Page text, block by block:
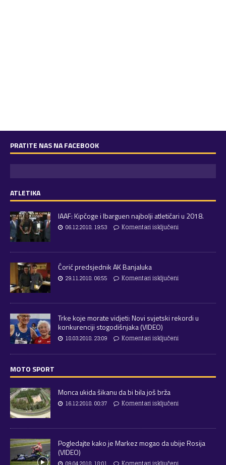
PRATITE NAS NA FACEBOOK
ATLETIKA
IAAF: Kipčoge i Ibarguen najbolji atletičari u 2018.
06.12.2018. 19:53 Komentari isključeni
Ćorić predsjednik AK Banjaluka
29.11.2018. 06:55 Komentari isključeni
Trke koje morate vidjeti: Novi svjetski rekordi u
konkurenciji stogodišnjaka (VIDEO)
18.03.2018. 23:09 Komentari isključeni
MOTO SPORT
Monca ukida šikanu da bi bila još brža
16.12.2018. 00:37 Komentari isključeni
Pogledajte kako je Markez mogao da ubije Rosija
(VIDEO)